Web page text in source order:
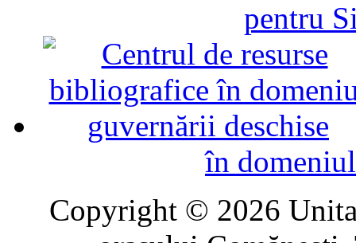
pentru
în
Copyright © 2026